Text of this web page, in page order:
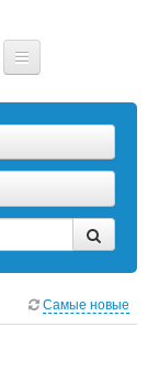
Самые новые